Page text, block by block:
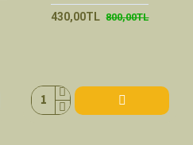
430,00TL 800,00TL